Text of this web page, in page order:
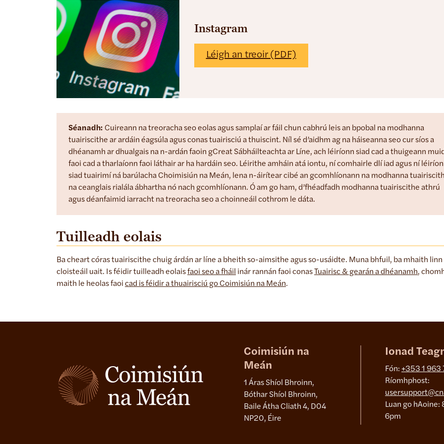
Instagram
Léigh an treoir (PDF)
Séanadh: Cuireann na treoracha seo eolas agus samplaí ar fáil chun cabhrú leis an bpobal na modhanna
tuairiscithe ar ardáin éagsúla agus conas tuairisciú a thuiscint. Níl sé d’aidhm ag na háiseanna seo cur síos a
dhéanamh ar dhualgais na n-ardán faoin gCreat Sábháilteachta ar Líne, ach léiríonn siad cad a thuigeann muid
faoi cad a tharlaíonn faoi láthair ar ha hardáin seo. Léirithe amháin atá iontu, ní comhairle dlí iad agus ní
siad tuairimí ná barúlacha Choimisiún na Meán, lena n-áirítear cibé an gcomhlíonann na modhanna
na ceanglais rialála ábhartha nó nach gcomhlíonann. Ó am go ham, d’fhéadfadh modhanna tuairiscithe athrú
agus déanfaimid iarracht na treoracha seo a choinneáil cothrom le dáta.
Tuilleadh eolais
Ba cheart córas tuairiscithe chuig árdán ar líne a bheith so-aimsithe agus so-usáidte. Muna bhfuil, ba mhaith linn
cloisteáil uait. Is féidir tuilleadh eolaisfaoi seo a fháil inár rannán faoi conas Tuairisc & gearán a dhéanamh,
maith le heolas faoi cad is féidir a thuairisciú go Coimisiún na Meán.
Coimisiún na
Meán
1 Áras Shíol Bhroinn,
Bóthar Shíol Bhroinn,
Baile Átha Cliath 4, D04
NP20, Éire
Ionad
Fón: +353 1 963
Ríomhphost:
Luan go hAoine:
6pm